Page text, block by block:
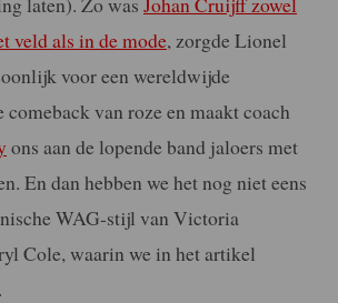
veld als in de mode, zorgde Lionel
voor een wereldwijde
comeback van roze en maakt coach
ons aan de lopende band jaloers met
En dan hebben we het nog niet eens
WAG-stijl van Victoria
Cole, waarin we in het artikel